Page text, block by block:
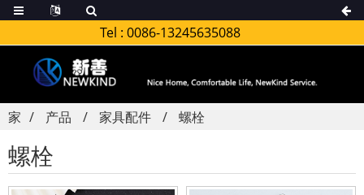
Tel : 0086-13245635088
家 产品 家具配件 螺栓
螺栓